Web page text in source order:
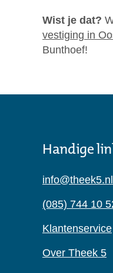
Wist je dat?
vestiging in
Bunthoef!
Handige
info@theek5.nl
(085) 744 10
Klantenservice
Over Theek 5